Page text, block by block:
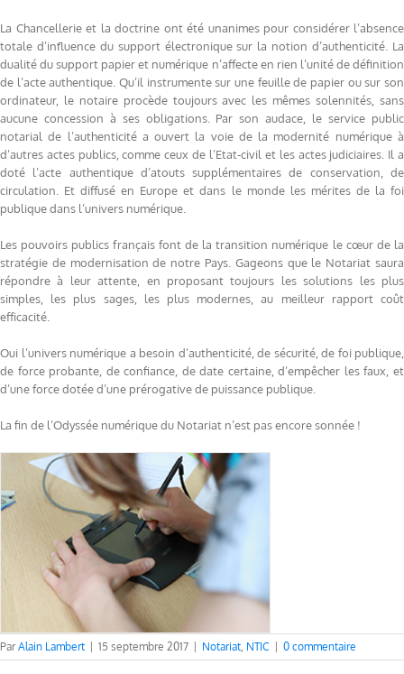
La Chancellerie et la doctrine ont été unanimes pour considérer l’absence
totale d’influence du support électronique sur la notion d’authenticité. La
dualité du support papier et numérique n’affecte en rien l’unité de définition
de l’acte authentique. Qu’il instrumente sur une feuille de papier ou sur son
ordinateur, le notaire procède toujours avec les mêmes solennités, sans
aucune concession à ses obligations. Par son audace, le service public
notarial de l’authenticité a ouvert la voie de la modernité numérique à
d’autres actes publics, comme ceux de l’Etat-civil et les actes judiciaires. Il a
doté l’acte authentique d’atouts supplémentaires de conservation, de
circulation. Et diffusé en Europe et dans le monde les mérites de la foi
publique dans l’univers numérique.
Les pouvoirs publics français font de la transition numérique le cœur de la
stratégie de modernisation de notre Pays. Gageons que le Notariat saura
répondre à leur attente, en proposant toujours les solutions les plus
simples, les plus sages, les plus modernes, au meilleur rapport coût
efficacité.
Oui l’univers numérique a besoin d’authenticité, de sécurité, de foi publique,
de force probante, de confiance, de date certaine, d’empêcher les faux, et
d’une force dotée d’une prérogative de puissance publique.
La fin de l’Odyssée numérique du Notariat n’est pas encore sonnée !
ParAlain Lambert | 15 septembre 2017 | Notariat NTIC | 0 commentaire